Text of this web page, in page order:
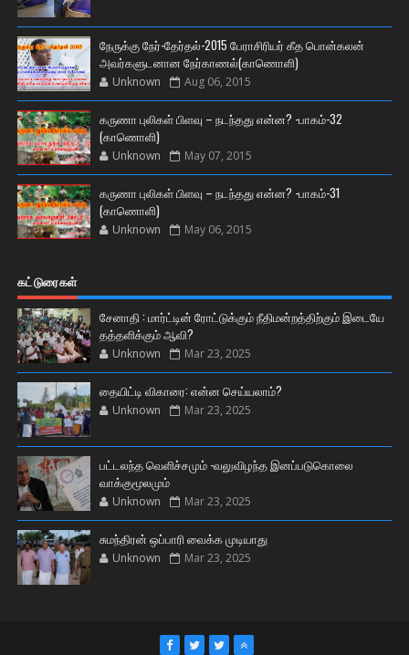
நேருக்கு நேர்-தேர்தல்-2015 பேராசிரியர் கீத பொன்கலன்
அவர்களுடனான நேர்காணல்(காணொளி)
Unknown Aug 06, 2015
கருணா புலிகள் பிளவு – நடந்தது என்ன? -பாகம்-32
(காணொளி)
Unknown May 07, 2015
கருணா புலிகள் பிளவு – நடந்தது என்ன? -பாகம்-31
(காணொளி)
Unknown May 06, 2015
கட்டுரைகள்
சேனாதி : மார்ட்டின் ரோட்டுக்கும் நீதிமன்றத்திற்கும் இடையே
தத்தளிக்கும் ஆவி?
Unknown Mar 23, 2025
தையிட்டி விகாரை: என்ன செய்யலாம்?
Unknown Mar 23, 2025
பட்டலந்த வெளிச்சமும் -வலுவிழந்த இனப்படுகொலை
வாக்குமூலமும்
Unknown Mar 23, 2025
சுமந்திரன் ஒப்பாரி வைக்க முடியாது
Unknown Mar 23, 2025